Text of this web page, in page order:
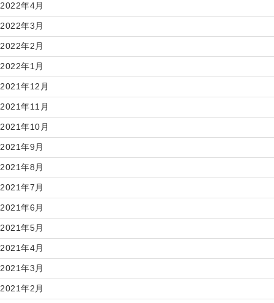
2022年4月
2022年3月
2022年2月
2022年1月
2021年12月
2021年11月
2021年10月
2021年9月
2021年8月
2021年7月
2021年6月
2021年5月
2021年4月
2021年3月
2021年2月